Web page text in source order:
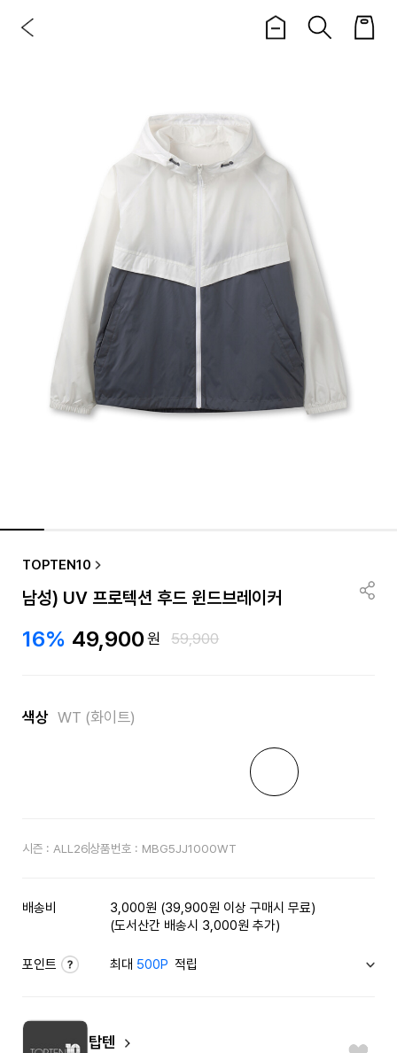
TOPTEN10
남성) UV 프로텍션 후드 윈드브레이커
16% 49,900원 59,900
색상 WT (화이트)
시즌 : ALL26상품번호 : MBG5JJ1000WT
배송비
3,000원 (39,900원 이상 구매시 무료)
(도서산간 배송시 3,000원 추가)
포인트 최대 500P 적립
탑텐